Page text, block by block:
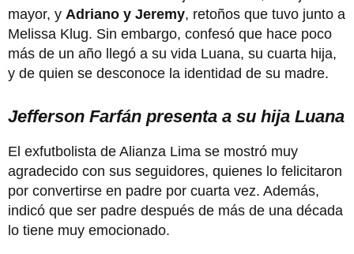
mayor, y Adriano y Jeremy, retoños que tuvo junto a
Melissa Klug. Sin embargo, confesó que hace poco
más de un año llegó a su vida Luana, su cuarta hija,
y de quien se desconoce la identidad de su madre.
Jefferson Farfán presenta a su hija Luana
El exfutbolista de Alianza Lima se mostró muy
agradecido con sus seguidores, quienes lo felicitaron
por convertirse en padre por cuarta vez. Además,
indicó que ser padre después de más de una década
lo tiene muy emocionado.